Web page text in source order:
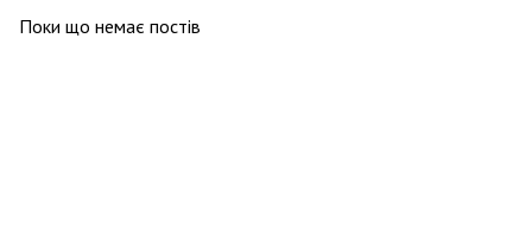
Поки що немає постів